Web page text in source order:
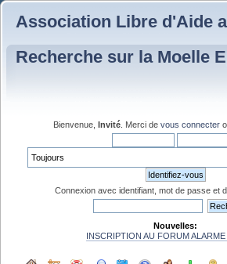
Association Libre d'Aide
Recherche sur la Moelle
Bienvenue, Invité . Merci de vous connecter
Connexion avec identifiant, mot de passe et
Nouvelles:
INSCRIPTION AU FORUM